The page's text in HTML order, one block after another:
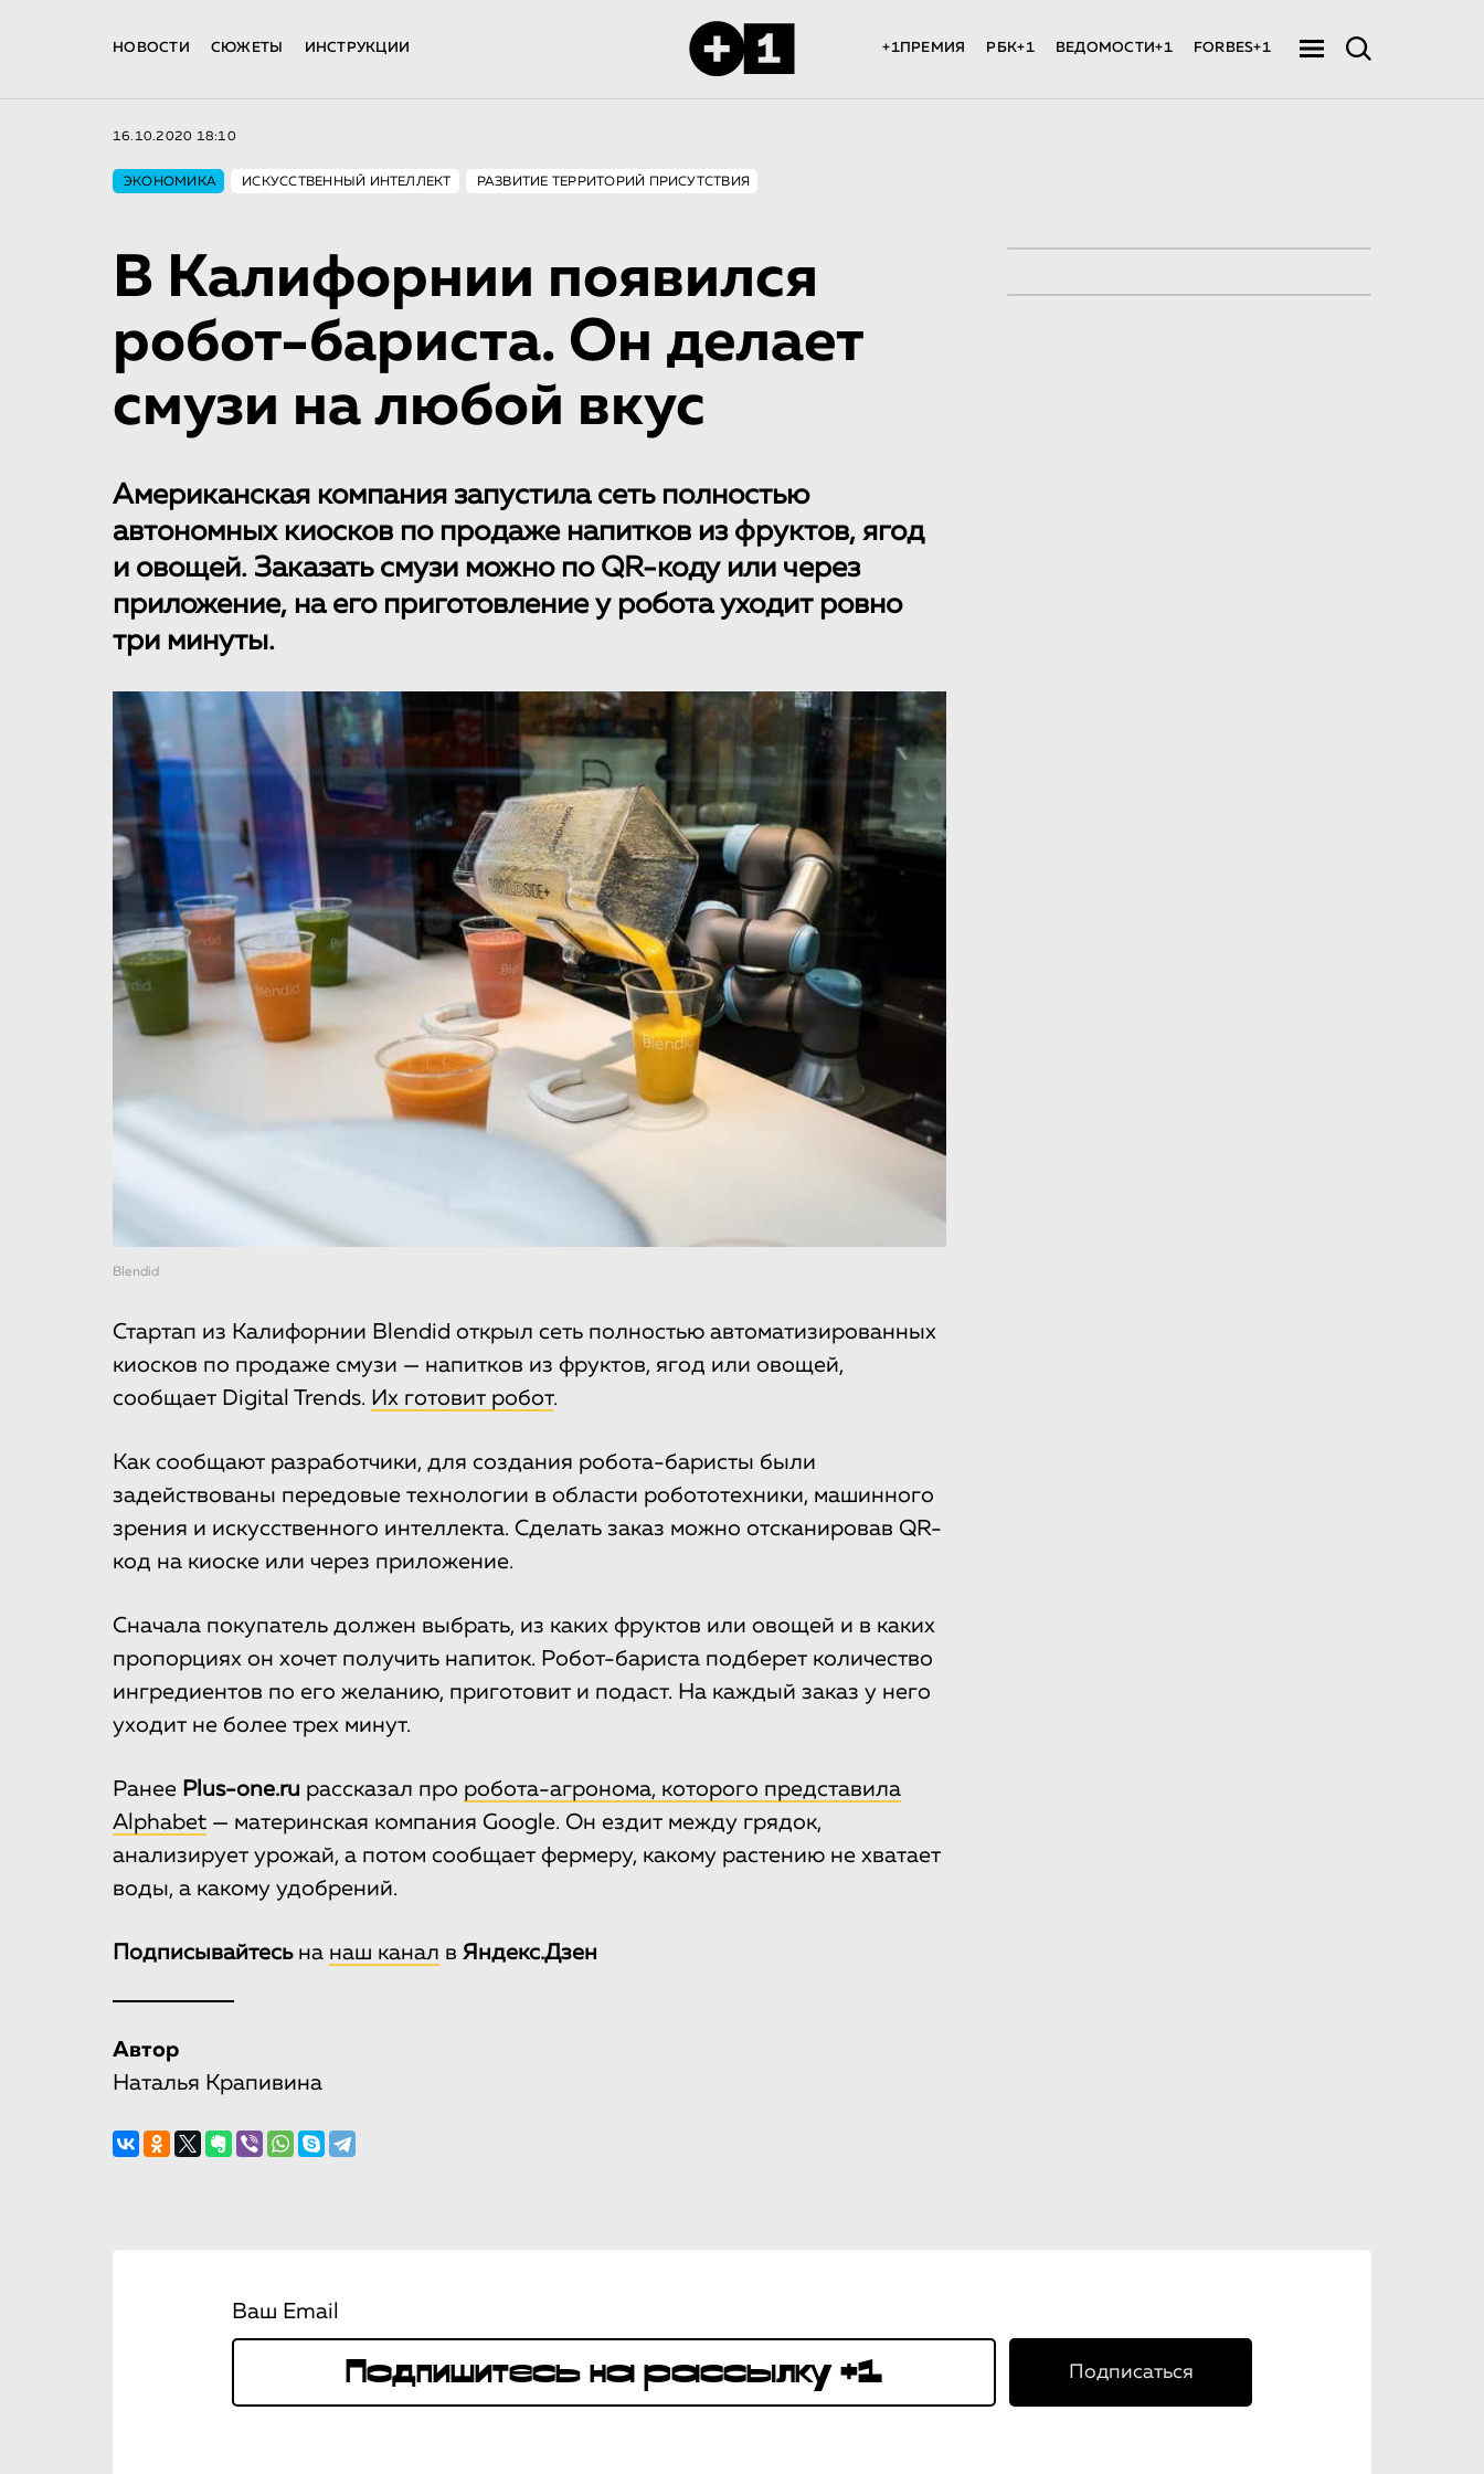
НОВОСТИ СЮЖЕТЫ ИНСТРУКЦИИ +1ПРЕМИЯ РБК+1 ВЕДОМОСТИ+1 FORBES+1
16.10.2020 18:10
ЭКОНОМИКА ИСКУССТВЕННЫЙ ИНТЕЛЛЕКТ РАЗВИТИЕ ТЕРРИТОРИЙ ПРИСУТСТВИЯ
В Калифорнии появился
робот-бариста. Он делает
смузи на любой вкус
Американская компания запустила сеть полностью
автономных киосков по продаже напитков из фруктов, ягод
и овощей. Заказать смузи можно по QR-коду или через
приложение, на его приготовление у робота уходит ровно
три минуты.
Blendid
Стартап из Калифорнии Blendid открыл сеть полностью автоматизированных
киосков по продаже смузи — напитков из фруктов, ягод или овощей,
сообщает Digital Trends. Их готовит робот.
Как сообщают разработчики, для создания робота-баристы были
задействованы передовые технологии в области робототехники, машинного
зрения и искусственного интеллекта. Сделать заказ можно отсканировав QR-
код на киоске или через приложение.
Сначала покупатель должен выбрать, из каких фруктов или овощей и в каких
пропорциях он хочет получить напиток. Робот-бариста подберет количество
ингредиентов по его желанию, приготовит и подаст. На каждый заказ у него
уходит не более трех минут.
Ранее Plus-one.ru рассказал про робота-агронома, которого представила
Alphabet — материнская компания Google. Он ездит между грядок,
анализирует урожай, а потом сообщает фермеру, какому растению не хватает
воды, а какому удобрений.
Подписывайтесьна наш канал в Яндекс.Дзен
Автор
Наталья Крапивина
Ваш Email
Подписаться